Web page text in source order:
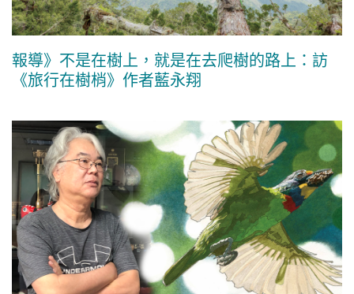
報導》不是在樹上，就是在去爬樹的路上：訪
《旅行在樹梢》作者藍永翔